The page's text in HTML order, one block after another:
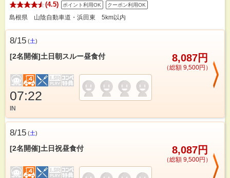
(4.5) ポイント利用OK クーポン利用OK
島根県 山陰自動車道・浜田東 5km以内
8/15 (土)
[2名開催]土日朝スルー昼食付 8,087円
（総額 9,500円）
07:22
IN
8/15 (土)
[2名開催]土日祝昼食付 8,087円
（総額 9,500円）